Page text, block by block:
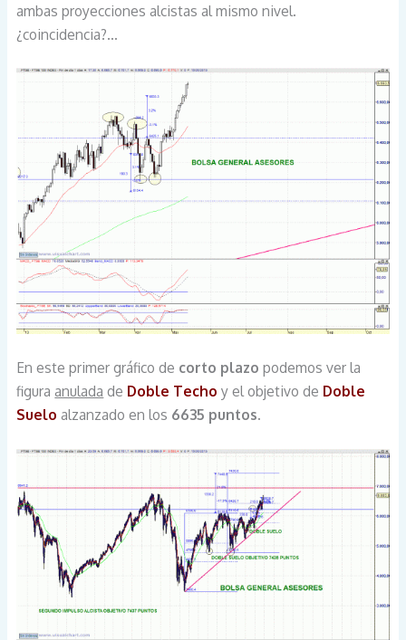
ambas proyecciones alcistas al mismo nivel.
¿coincidencia?…
En este primer gráfico de corto plazo podemos ver la
figuraanulada de Doble Techo y el objetivo de Doble
Suelo alzanzado en los 6635 puntos.